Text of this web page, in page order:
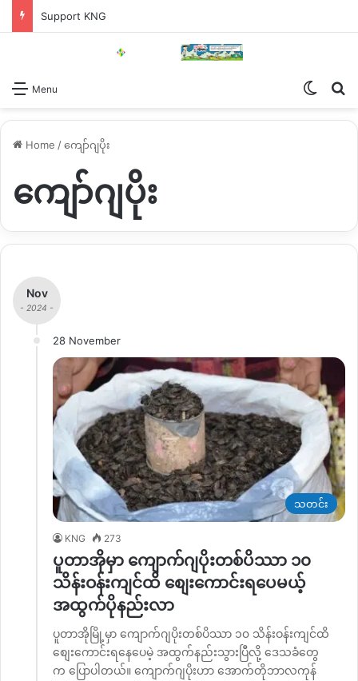
Support KNG
Menu
Home /ကျော်ဂျပိုး
ကျော်ဂျပိုး
Nov
- 2024 -
28 November
သတင်း
KNG 273
ပူတာအိုမှာ ကျောက်ဂျပိုးတစ်ပိဿာ ၁၀
သိန်းဝန်းကျင်ထိ စျေးကောင်းရပေမယ့်
အထွက်ပိုနည်းလာ
ပူတာအိုမြို့မှာ ကျောက်ဂျပိုးတစ်ပိဿာ ၁၀ သိန်းဝန်းကျင်ထိ
စျေးကောင်းရနေပေမဲ့ အထွက်နည်းသွားပြီလို့ ဒေသခံတွေ
က ပြောပါတယ်။ ကျောက်ဂျပိုးဟာ အောက်တိုဘာလကုန်